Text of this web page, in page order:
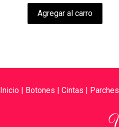
Agregar al carro
Inicio | Botones | Cintas | Parches